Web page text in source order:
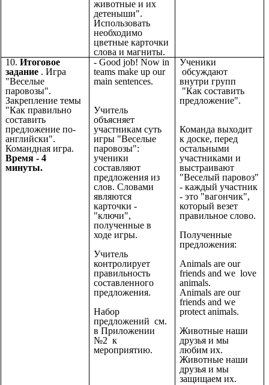
животные и их
детеныши".
Использовать
необходимо
цветные карточки
слова и магниты.
10. Итоговое
задание . Игра
"Веселые
паровозы".
Закрепление темы
"Как правильно
составить
предложение по-
английски".
Командная игра.
Время - 4
минуты.
- Good job! Now in
teams make up our
main sentences.
Учитель
объясняет
участникам суть
игры "Веселые
паровозы":
ученики
составляют
предложения из
слов. Словами
являются
карточки -
"ключи",
полученные в
ходе игры.
Учитель
контролирует
правильность
составленного
предложения.
Набор
предложений см.
в Приложении
№2 к
мероприятию.
Ученики
обсуждают
внутри групп
"Как составить
предложение".
Команда выходит
к доске, перед
остальными
участниками и
выстраивают
"Веселый паровоз"
- каждый участник
- это "вагончик",
который везет
правильное слово.
Полученные
предложения:
Animals are our
friends and we love
animals.
Animals are our
friends and we
protect animals.
Животные наши
друзья и мы
любим их.
Животные наши
друзья и мы
защищаем их.